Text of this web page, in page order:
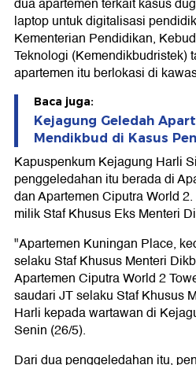
dua apartemen terkait kasus
laptop untuk digitalisasi
Kementerian Pendidikan,
Teknologi (Kemendikbudristek)
apartemen itu berlokasi di
Baca juga:
Kejagung Geledah
Mendikbud di Kasus
Kapuspenkum Kejagung Harli
penggeledahan itu berada di
dan Apartemen Ciputra World
milik Staf Khusus Eks Menteri
"Apartemen Kuningan Place,
selaku Staf Khusus Menteri
Apartemen Ciputra World 2
saudari JT selaku Staf Khusus
Harli kepada wartawan di
Senin (26/5).
Dari dua penggeledahan itu,